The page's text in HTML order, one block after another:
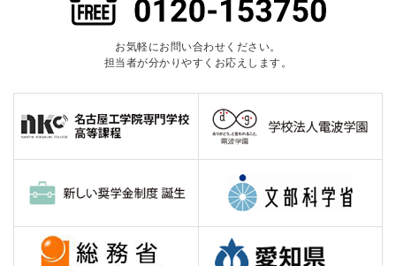
お気軽にお問い合わせください。
担当者が分かりやすくお応えします。